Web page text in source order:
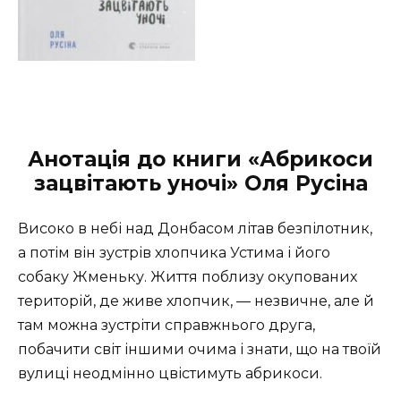
Анотація до книги «Абрикоси
зацвітають уночі» Оля Русіна
Високо в небі над Донбасом літав безпілотник,
а потім він зустрів хлопчика Устима і його
собаку Жменьку. Життя поблизу окупованих
територій, де живе хлопчик, — незвичне, але й
там можна зустріти справжнього друга,
побачити світ іншими очима і знати, що на твоїй
вулиці неодмінно цвістимуть абрикоси.